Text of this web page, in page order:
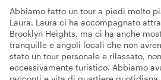
Abbiamo fatto un tour a piedi molto
Laura. Laura ci ha accompagnato
Brooklyn Heights, ma ci ha anche
tranquille e angoli locali che non
stato un tour personale e rilassato,
eccessivamente turistico. Abbiamo